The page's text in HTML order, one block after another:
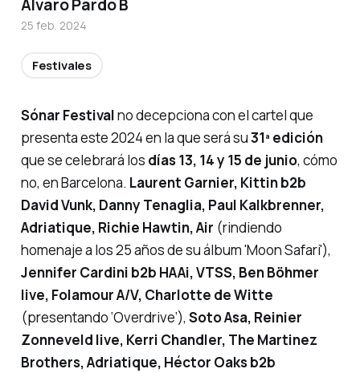
Sónar Festivalno decepciona con el cartel que
presenta este 2024 en la que será su31ª edición
que se celebrará los días 13, 14 y 15 de junio, cómo
no, en Barcelona. Laurent Garnier, Kittin b2b
David Vunk, Danny Tenaglia, Paul Kalkbrenner,
Adriatique, Richie Hawtin, Air (rindiendo
homenaje a los 25 años de su álbum'Moon Safari'),
Jennifer Cardini b2b HAAi, VTSS, Ben Böhmer
live, Folamour A/V, Charlotte de Witte
(presentando‘Overdrive’), Soto Asa, Reinier
Zonneveld live, Kerri Chandler, The Martinez
Brothers, Adriatique, Héctor Oaks b2b
Álvaro Pardo B
25 feb. 2024
Festivales